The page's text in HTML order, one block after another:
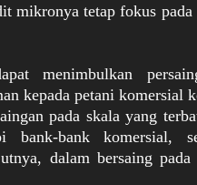
mikronya tetap fokus pada
menimbulkan
kepada petani komersial
pada skala yang
bank-bank komersial,
dalam bersaing